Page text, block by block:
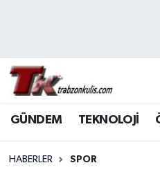
GÜNDEM TEKNOLOJİ
HABERLER SPOR
Trabzon Hava Durumu
Trabzon Namaz
Trabzon Trafik